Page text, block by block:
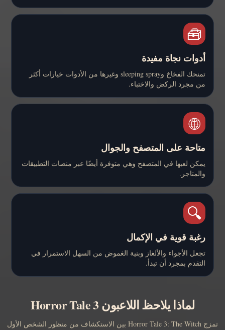
🧰
أدوات نجاة مفيدة
تمنحك الفخاخ وsleeping spray وغيرها من الأدوات خيارات أكثر
من مجرد الركض والاختباء.
🌐
متاحة على المتصفح والجوال
يمكن لعبها في المتصفح وهي متوفرة أيضًا عبر منصات التطبيقات
والمتاجر.
🔍
رغبة قوية في الإكمال
تجعل الأجواء والألغاز وبنية الغموض من السهل الاستمرار في
التقدم بمجرد أن تبدأ.
لماذا يلاحظ اللاعبون Horror Tale 3
تمزج Horror Tale 3: The Witch بين الاستكشاف من منظور الشخص الأول